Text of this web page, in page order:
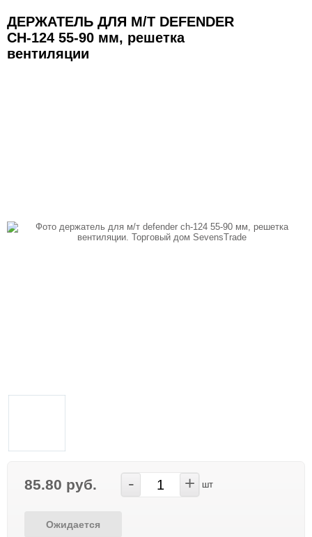
КАНЦТОВАРЫ КРАСОТА И ЗДОРОВЬЕ
ОТДЫХ И СПОРТ ТВ ШОП
ТОВАРЫ ДЛЯ КОМПЬЮТЕРОВ И ТЕЛЕФОНОВ
ДЕРЖАТЕЛЬ ДЛЯ М/Т DEFENDER
CH-124 55-90 мм, решетка
вентиляции
85.80 руб. - + шт
Ожидается